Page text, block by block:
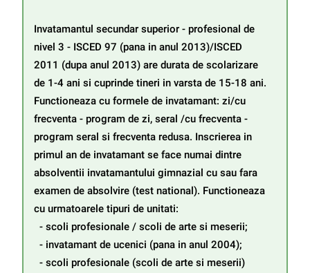
Invatamantul secundar superior - profesional de
nivel 3 - ISCED 97 (pana in anul 2013)/ISCED
2011 (dupa anul 2013) are durata de scolarizare
de 1-4 ani si cuprinde tineri in varsta de 15-18 ani.
Functioneaza cu formele de invatamant: zi/cu
frecventa - program de zi, seral /cu frecventa -
program seral si frecventa redusa. Inscrierea in
primul an de invatamant se face numai dintre
absolventii invatamantului gimnazial cu sau fara
examen de absolvire (test national). Functioneaza
cu urmatoarele tipuri de unitati: